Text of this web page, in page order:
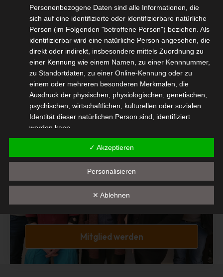
Diesen Beitrag teilen
Mitglied Werden
Interessengemeinschaft der
selbständigen DienstleisterInnen in der
Veranstaltungswirtschaft e.V.
Mitglied werden
Personenbezogene Daten sind alle Informationen, die
sich auf eine identifizierte oder identifizierbare natürliche
Person (im Folgenden "betroffene Person") beziehen. Als
identifizierbar wird eine natürliche Person angesehen, die
direkt oder indirekt, insbesondere mittels Zuordnung zu
einer Kennung wie einem Namen, zu einer Kennnummer,
zu Standortdaten, zu einer Online-Kennung oder zu
einem oder mehreren besonderen Merkmalen, die
Ausdruck der physischen, physiologischen, genetischen,
psychischen, wirtschaftlichen, kulturellen oder sozialen
Identität dieser natürlichen Person sind, identifiziert
werden kann.
b) betroffene Person
Betroffene Person ist jede identifizierte oder
identifizierbare natürliche Person, deren
personenbezogene Daten von dem für die Verarbeitung
Verantwortlichen verarbeitet werden.
Verarbeitung ist jeder mit oder ohne Hilfe automatisierter
Verfahren ausgeführte Vorgang oder jede solche
Vorgangsreihe im Zusammenhang mit
personenbezogenen Daten wie das Erheben, das
✓ Akzeptieren
Personalisieren
✕ Ablehnen